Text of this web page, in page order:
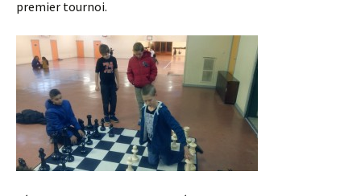
premier tournoi.